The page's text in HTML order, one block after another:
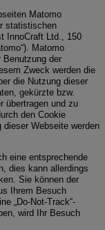
Matomo
statistischen
InnoCraft Ltd., 150
Matomo
Benutzung der
Zweck werden die
die Nutzung dieser
gekürzte bzw.
übertragen und zu
den Cookie
Webseite werden
eine entsprechende
dies kann allerdings
Sie können der
Ihrem Besuch
„Do-Not-Track“-
wird Ihr Besuch